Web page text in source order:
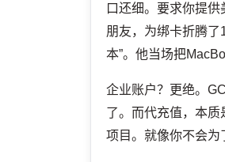
口还细。要求你提
朋友，为绑卡折腾了
本”。他当场把
企业账户？更绝。
了。而代充值，本
项目。就像你不会